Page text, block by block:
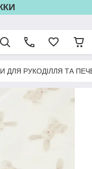
ДЛЯ РУКОДІЛЛЯ ТА